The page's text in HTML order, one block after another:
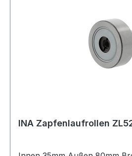
INA Zapfenlaufrollen